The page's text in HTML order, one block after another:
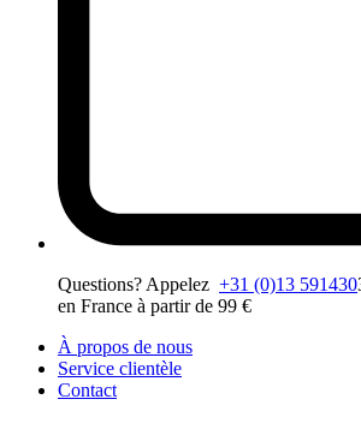
Questions? Appelez +31 (0)13 591430
en France à partir de 99 €
À propos de nous
Service clientèle
Contact